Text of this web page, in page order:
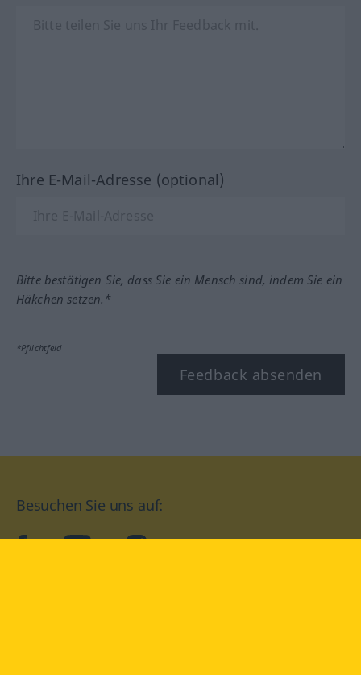
Ihre E-Mail-Adresse (optional)
Bitte bestätigen Sie, dass Sie ein Mensch sind, indem Sie ein
Häkchen setzen.*
*Pflichtfeld
Feedback absenden
Besuchen Sie uns auf:
facebookYouTube Instagram